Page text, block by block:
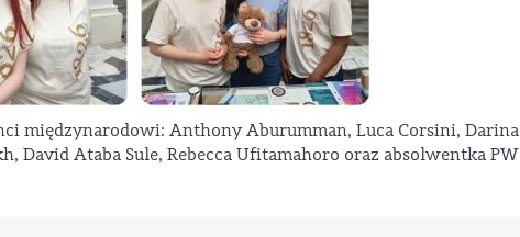
międzynarodowi: Anthony Aburumman, Luca Corsini, Darina
David Ataba Sule, Rebecca Ufitamahoro oraz absolwentka PW